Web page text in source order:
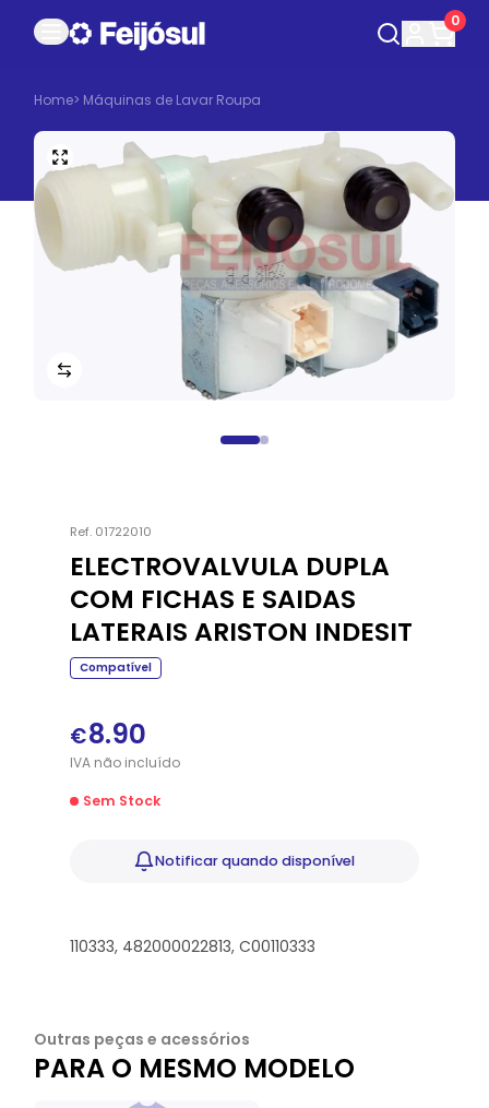
0
Home> Máquinas de Lavar Roupa
Ref. 01722010
ELECTROVALVULA DUPLA
COM FICHAS E SAIDAS
LATERAIS ARISTON INDESIT
Compatível
€8.90
IVAnãoincluído
Sem Stock
Notificarquando disponível
110333, 482000022813, C00110333
Outras peças e acessórios
PARA O MESMO MODELO